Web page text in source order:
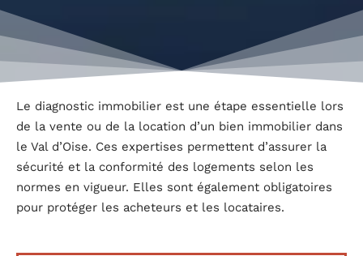
Le diagnostic immobilier est une étape essentielle lors
de la vente ou de la location d’un bien immobilier dans
le Val d’Oise. Ces expertises permettent d’assurer la
sécurité et la conformité des logements selon les
normes en vigueur. Elles sont également obligatoires
pour protéger les acheteurs et les locataires.